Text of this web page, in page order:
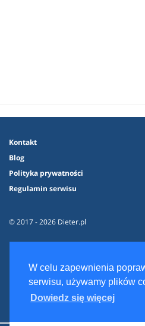
W celu zapewnienia
serwisu, używamy plików
Dowiedz się więcej
Kontakt
Blog
Polityka prywatności
Regulamin serwisu
© 2017 - 2026 Dieter.pl